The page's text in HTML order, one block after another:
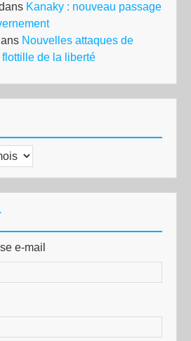
Kanaky : nouveau passage
Nouvelles attaques de
de la liberté
e-mail